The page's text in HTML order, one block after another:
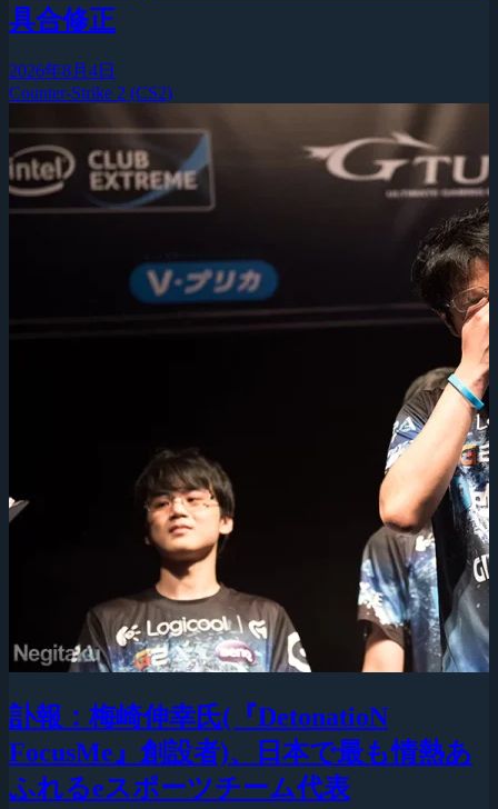
具合修正
2026年8月4日
Counter-Strike 2 (CS2)
訃報：梅崎伸幸氏(『DetonatioN
FocusMe』創設者)、日本で最も情熱あ
ふれるeスポーツチーム代表